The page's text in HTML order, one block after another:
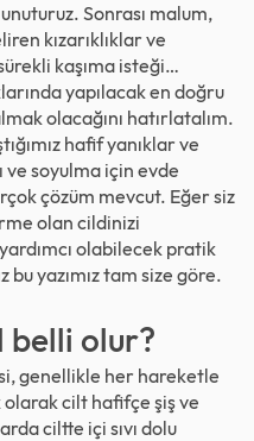
Sonrası malum,
kızarıklıklar ve
kaşıma isteği…
yapılacak en doğru
olacağını hatırlatalım.
hafif yanıklar ve
ve soyulma için evde
çözüm mevcut. Eğer siz
olan cildinizi
olabilecek pratik
yazımız tam size göre.
belli olur?
genellikle her hareketle
olarak cilt hafifçe şiş ve
ciltte içi sıvı dolu